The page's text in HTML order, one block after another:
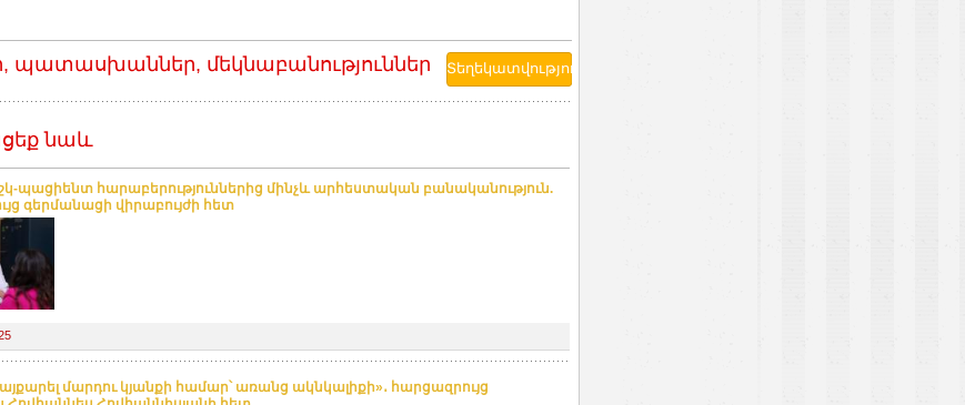
պատասխաններ, մեկնաբանություններ
նաև
պացիենտ հարաբերություններից մինչև արհեստական բանականություն.
գերմանացի վիրաբույժի հետ
մարդու կյանքի համար՝ առանց ակնկալիքի»․ հարցազրույց